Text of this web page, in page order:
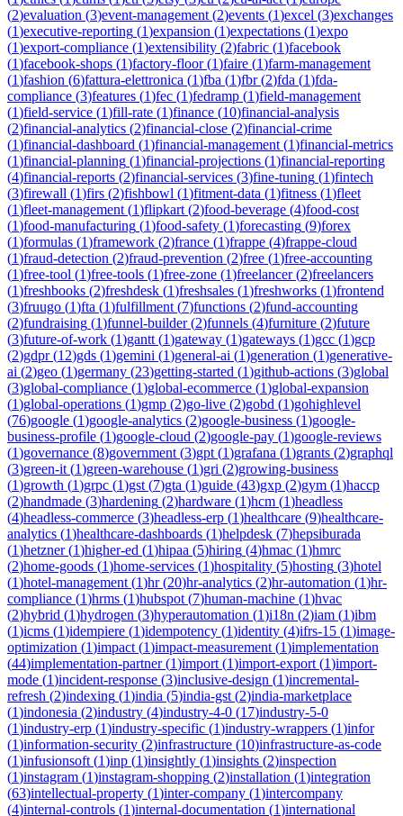
(2)evaluation (3)event-management (2)events (1)excel (3)exchanges
(1)executive-reporting (1)expansion (1)expectations (1)expo
(1)export-compliance (1)extensibility (2)fabric (1)facebook
(1)facebook-shops (1)factory-floor(1)faire (1)farm-management
(1)fashion (6)fattura-elettronica (1)fba (1)fbr(2)fda (1)fda-
compliance (3)features (1)fec (1)fedramp (1)field-management
(1)field-service (1)fill-rate (1)finance (10)financial-analysis
(2)financial-analytics (2)financial-close (2)financial-crime
(1)financial-dashboard (1)financial-management (1)financial-metrics
(1)financial-planning (1)financial-projections (1)financial-reporting
(4)financial-reports (2)financial-services (3)fine-tuning (1)fintech
(3)firewall (1)firs (2)fishbowl (1)fitment-data (1)fitness (1)fleet
(1)fleet-management (1)flipkart (2)food-beverage (4)food-cost
(1)food-manufacturing (1)food-safety (1)forecasting (9)forex
(1)formulas (1)framework (2)france (1)frappe (4)frappe-cloud
(1)fraud-detection (2)fraud-prevention (2)free (1)free-accounting
(1)free-tool (1)free-tools (1)free-zone (1)freelancer(2)freelancers
(1)freshbooks (2)freshdesk (1)freshsales (1)freshworks (1)frontend
(3)fruugo (1)fta (1)fulfillment (7)functions (2)fund-accounting
(2)fundraising (1)funnel-builder(2)funnels (4)furniture (2)future
(3)future-of-work (1)gantt (1)gateway (1)gateways (1)gcc (1)gcp
(2)gdpr(12)gds (1)gemini (1)general-ai (1)generation (1)generative-
ai (2)geo (1)germany (23)getting-started (1)github-actions (3)global
(3)global-compliance (1)global-ecommerce (1)global-expansion
(1)global-operations (1)gmp (2)go-live (2)gobd (1)gohighlevel
(76)google (1)google-analytics (2)google-business (1)google-
business-profile (1)google-cloud (2)google-pay (1)google-reviews
(1)governance (8)government (3)gpt (1)grafana (1)grants (2)graphql
(3)green-it (1)green-warehouse (1)gri (2)growing-business
(1)growth (1)grpc (1)gst (7)gta (1)guide (43)gxp (2)gym (1)haccp
(2)handmade (3)hardening (2)hardware (1)hcm (1)headless
(4)headless-commerce (3)headless-erp (1)healthcare (9)healthcare-
analytics (1)healthcare-dashboards (1)helpdesk (7)hepsiburada
(1)hetzner(1)higher-ed (1)hipaa (5)hiring (4)hmac (1)hmrc
(2)home-goods (1)home-services (1)hospitality (5)hosting (3)hotel
(1)hotel-management (1)hr(20)hr-analytics (2)hr-automation (1)hr-
compliance (1)hrms (1)hubspot (7)human-machine (1)hvac
(2)hybrid (1)hydrogen (3)hyperautomation (1)i18n (2)iam (1)ibm
(1)icms (1)idempiere (1)idempotency (1)identity (4)ifrs-15 (1)image-
optimization (1)impact (1)impact-measurement (1)implementation
(44)implementation-partner(1)import (1)import-export (1)import-
mode (1)incident-response (3)inclusive-design (1)incremental-
refresh (2)indexing (1)india (5)india-gst (2)india-marketplace
(1)indonesia (2)industry (4)industry-4-0 (17)industry-5-0
(1)industry-erp (1)industry-specific (1)industry-wrappers (1)infor
(1)information-security (2)infrastructure (10)infrastructure-as-code
(1)infusionsoft (1)inp (1)insightly (1)insights (2)inspection
(1)instagram (1)instagram-shopping (2)installation (1)integration
(63)intellectual-property (1)inter-company (1)intercompany
(4)internal-controls (1)internal-documentation (1)international